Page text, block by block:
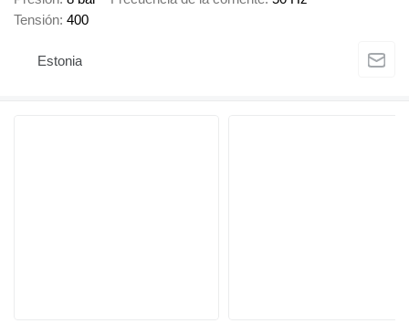
Tensión 400
Estonia